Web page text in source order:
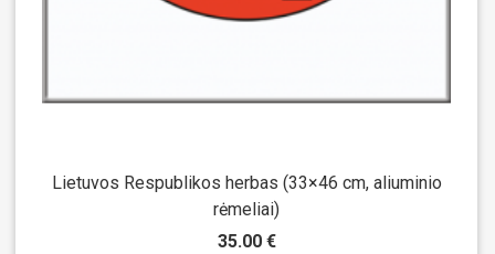
Lietuvos Respublikos herbas (33×46 cm, aliuminio
rėmeliai)
35.00 €